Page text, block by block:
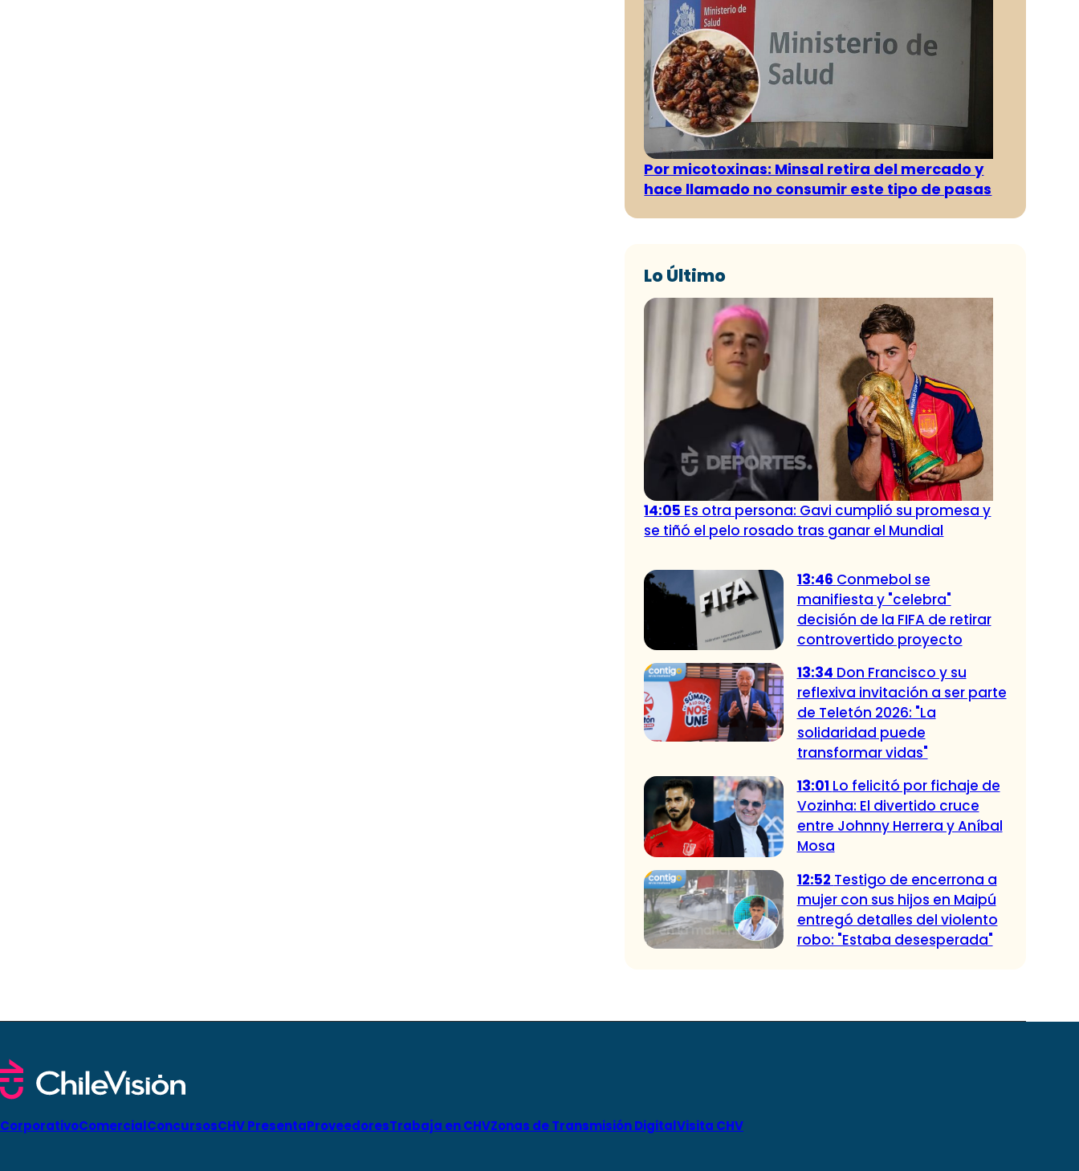
Por micotoxinas: Minsal retira del mercado y
hace llamado no consumir este tipo de pasas
Lo Último
14:05 Es otra persona: Gavi cumplió su promesa y
se tiñó el pelo rosado tras ganar el Mundial
13:46 Conmebol se
manifiesta y "celebra"
decisión de la FIFA de retirar
controvertido proyecto
13:34 Don Francisco y su
reflexiva invitación a ser parte
de Teletón 2026: "La
solidaridad puede
transformar vidas"
13:01 Lo felicitó por fichaje de
Vozinha: El divertido cruce
entre Johnny Herrera y Aníbal
Mosa
12:52 Testigo de encerrona a
mujer con sus hijos en Maipú
entregó detalles del violento
robo: "Estaba desesperada"
CorporativoComercialConcursosCHV PresentaProveedoresTrabaja en CHVZonas de Transmisión DigitalVisita CHV